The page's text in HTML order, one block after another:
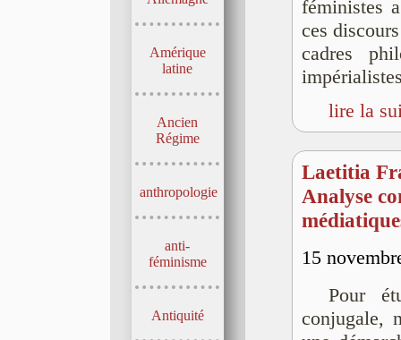
Amérique
latine
Ancien
Régime
anthropologie
anti-
féminisme
Antiquité
féministes
ces
cadres
lire la
Laetitia
Analyse
15
Pour
conjugale,